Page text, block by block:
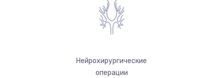
Нейрохирургические
операции